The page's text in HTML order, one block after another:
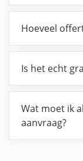
Hoeveel
Is het echt
Wat moet ik
aanvraag?